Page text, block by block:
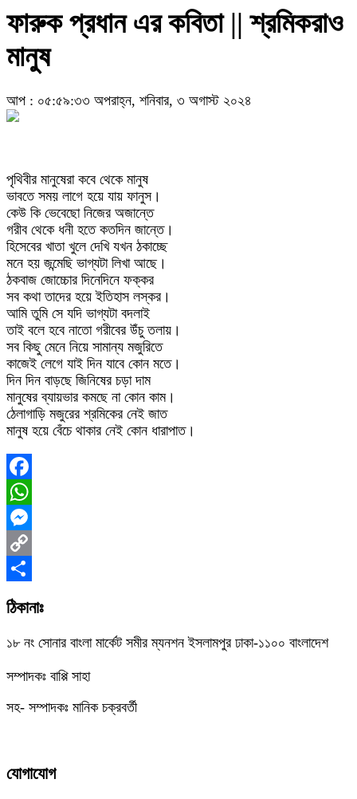
ফারুক প্রধান এর কবিতা || শ্রমিকরাও
মানুষ
আপ : ০৫:৫৯:৩৩ অপরাহ্ন, শনিবার, ৩ অগাস্ট ২০২৪
পৃথিবীর মানুষেরা কবে থেকে মানুষ
ভাবতে সময় লাগে হয়ে যায় ফানুস।
কেউ কি ভেবেছো নিজের অজান্তে
গরীব থেকে ধনী হতে কতদিন জান্তে।
হিসেবের খাতা খুলে দেখি যখন ঠকাচ্ছে
মনে হয় জন্মেছি ভাগ্যটা লিখা আছে।
ঠকবাজ জোচ্চোর দিনেদিনে ফক্কর
সব কথা তাদের হয়ে ইতিহাস লস্কর।
আমি তুমি সে যদি ভাগ্যটা বদলাই
তাই বলে হবে নাতো গরীবের উঁচু তলায়।
সব কিছু মেনে নিয়ে সামান্য মজুরিতে
কাজেই লেগে যাই দিন যাবে কোন মতে।
দিন দিন বাড়ছে জিনিষের চড়া দাম
মানুষের ব্যায়ভার কমছে না কোন কাম।
ঠেলাগাড়ি মজুরের শ্রমিকের নেই জাত
মানুষ হয়ে বেঁচে থাকার নেই কোন ধারাপাত।
Facebook
WhatsApp
Messenger
Copy
Link
Share
ঠিকানাঃ
১৮ নং সোনার বাংলা মার্কেট সমীর ম্যনশন ইসলামপুর ঢাকা-১১০০ বাংলাদেশ
সম্পাদকঃ বাপ্পি সাহা
সহ- সম্পাদকঃ মানিক চক্রবর্তী
যোগাযোগ